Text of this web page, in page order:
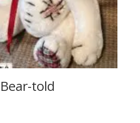
Bear-told